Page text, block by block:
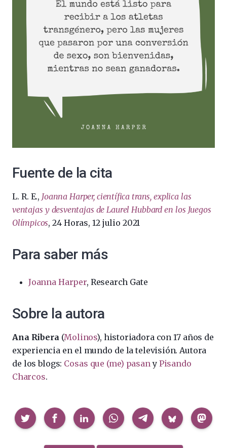
Fuente de la cita
L. R. E., Joanna Harper, científica trans, explica las
ventajas y desventajas de Laurel Hubbard en los Juegos
Olímpicos, 24 Horas, 12 julio 2021
Para saber más
Joanna Harper, Research Gate
Sobre la autora
Ana Ribera(Molinos), historiadora con 17 años de
experiencia en el mundo de la televisión. Autora
de los blogs: Cosas que (me) pasany Pisando
Charcos.
Compartir